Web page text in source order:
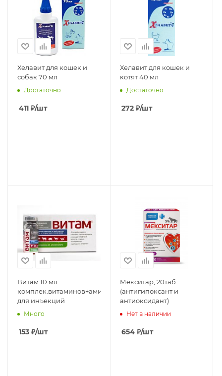
Хелавит для кошек и
собак 70 мл
Достаточно
411 ₽/шт
Хелавит для кошек и
котят 40 мл
Достаточно
272 ₽/шт
Витам 10 мл
комплек.витаминов+аминокислоты
для инъекций
Много
153 ₽/шт
Мекситар, 20таб
(антигипоксант и
антиоксидант)
Нет в наличии
654 ₽/шт